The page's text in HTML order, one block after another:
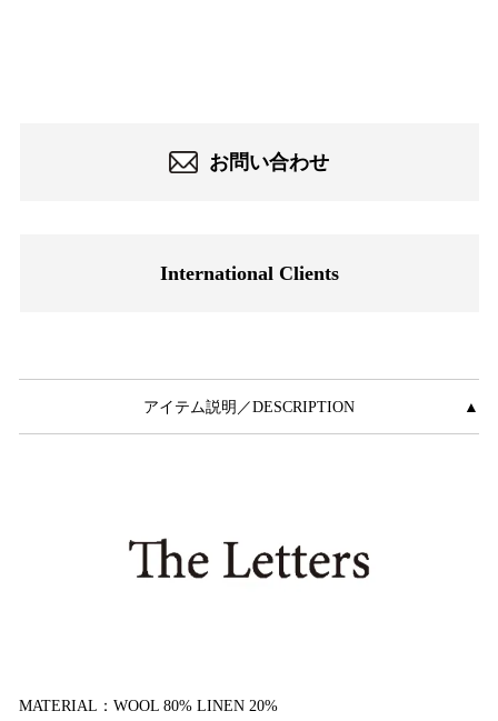
お問い合わせ
International Clients
アイテム説明／DESCRIPTION ▲
MATERIAL：WOOL 80% LINEN 20%